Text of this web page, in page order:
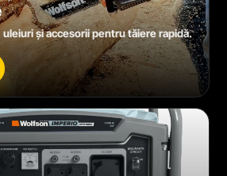
și accesorii pentru tăiere rapidă.